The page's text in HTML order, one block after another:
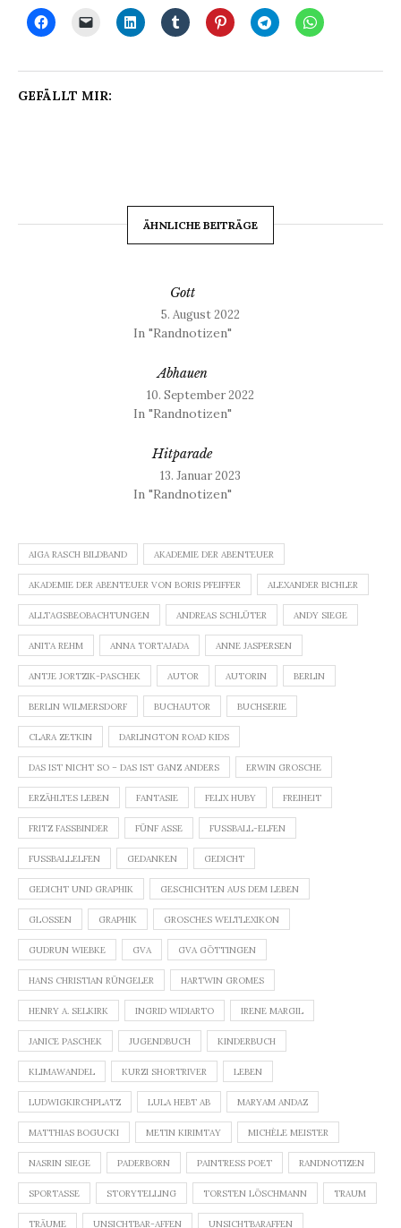
GEFÄLLT MIR:
ÄHNLICHE BEITRÄGE
Gott
5. August 2022
In "Randnotizen"
Abhauen
10. September 2022
In "Randnotizen"
Hitparade
13. Januar 2023
In "Randnotizen"
AIGA RASCH BILDBAND AKADEMIE DER ABENTEUER
AKADEMIE DER ABENTEUER VON BORIS PFEIFFER ALEXANDER BICHLER
ALLTAGSBEOBACHTUNGEN ANDREAS SCHLÜTER ANDY SIEGE
ANITA REHM ANNA TORTAJADA ANNE JASPERSEN
ANTJE JORTZIK-PASCHEK AUTOR AUTORIN BERLIN
BERLIN WILMERSDORF BUCHAUTOR BUCHSERIE
CLARA ZETKIN DARLINGTON ROAD KIDS
DAS IST NICHT SO – DAS IST GANZ ANDERS ERWIN GROSCHE
ERZÄHLTES LEBEN FANTASIE FELIX HUBY FREIHEIT
FRITZ FASSBINDER FÜNF ASSE FUSSBALL-ELFEN
FUSSBALLELFEN GEDANKEN GEDICHT
GEDICHT UND GRAPHIK GESCHICHTEN AUS DEM LEBEN
GLOSSEN GRAPHIK GROSCHES WELTLEXIKON
GUDRUN WIEBKE GVA GVA GÖTTINGEN
HANS CHRISTIAN RÜNGELER HARTWIN GROMES
HENRY A. SELKIRK INGRID WIDIARTO IRENE MARGIL
JANICE PASCHEK JUGENDBUCH KINDERBUCH
KLIMAWANDEL KURZI SHORTRIVER LEBEN
LUDWIGKIRCHPLATZ LULA HEBT AB MARYAM ANDAZ
MATTHIAS BOGUCKI METIN KIRIMTAY MICHÈLE MEISTER
NASRIN SIEGE PADERBORN PAINTRESS POET RANDNOTIZEN
SPORTASSE STORYTELLING TORSTEN LÖSCHMANN TRAUM
TRÄUME UNSICHTBAR-AFFEN UNSICHTBARAFFEN